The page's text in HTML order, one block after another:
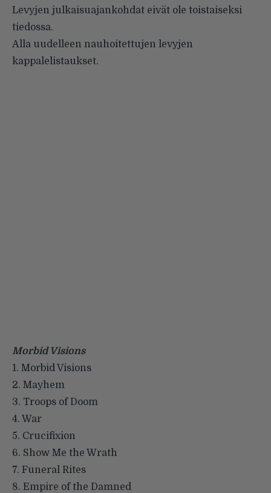
Levyjen julkaisuajankohdat eivät ole toistaiseksi
tiedossa.
Alla uudelleen nauhoitettujen levyjen
kappalelistaukset.
Morbid Visions
1. Morbid Visions
2. Mayhem
3. Troops of Doom
4. War
5. Crucifixion
6. Show Me the Wrath
7. Funeral Rites
8. Empire of the Damned